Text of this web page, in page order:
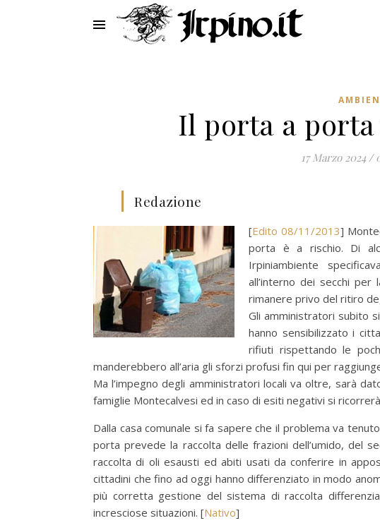
Il porta a
17 Marzo 2024 /
Redazione
[Edito 08/11/2013]
porta è a rischio. Di
Irpiniambiente
all’interno dei secchi per
rimanere privo del ritiro
Gli amministratori subito
hanno sensibilizzato i
rifiuti rispettando le
manderebbero all’aria gli sforzi profusi fin qui per
Ma l’impegno degli amministratori locali va oltre, sarà
famiglie Montecalvesi ed in caso di esiti negativi si
Dalla casa comunale si fa sapere che il problema va
porta prevede la raccolta delle frazioni dell’umido, del
raccolta di oli esausti ed abiti usati da conferire in
cittadini che fino ad oggi hanno differenziato in modo
più corretta gestione del sistema di raccolta
incresciose situazioni. [Nativo]